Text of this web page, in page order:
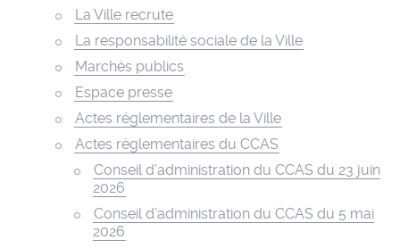
La Ville recrute
La responsabilité sociale de la Ville
Marchés publics
Espace presse
Actes réglementaires de la Ville
Actes règlementaires du CCAS
Conseil d’administration du CCAS du 23 juin
2026
Conseil d’administration du CCAS du 5 mai
2026